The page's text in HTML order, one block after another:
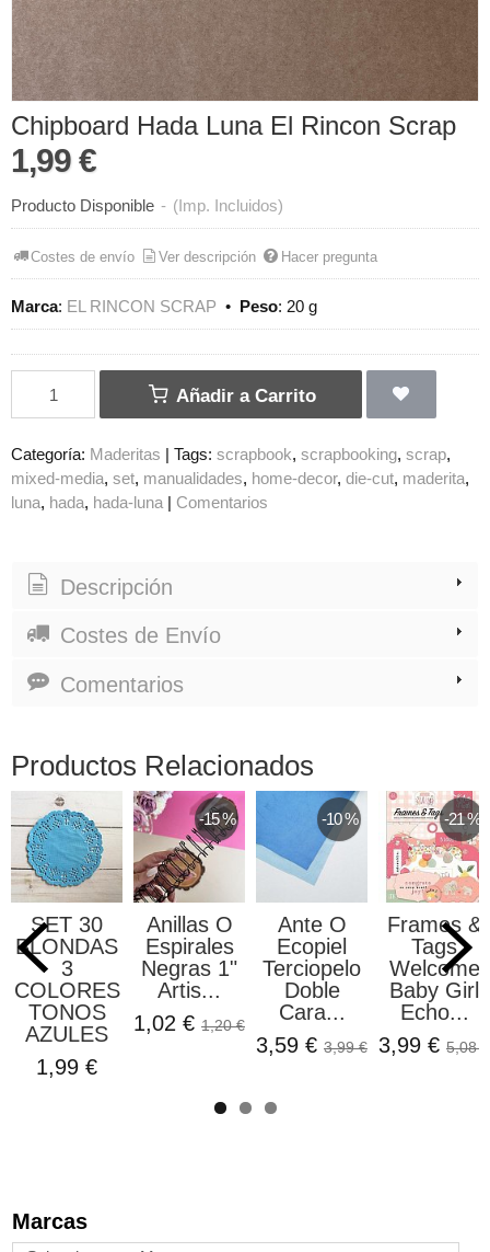
Marcas
Chipboard Hada Luna El Rincon Scrap
1,99 €
Producto Disponible - (Imp. Incluidos)
Costes de envío Ver descripción Hacer pregunta
Marca: EL RINCON SCRAP • Peso: 20 g
Añadir a Carrito
Categoría: Maderitas Tags: scrapbook scrapbooking scrap
mixed-media set manualidades home-decor die-cut maderita
luna hada hada-luna Comentarios
Descripción
Costes de Envío
Comentarios
Productos Relacionados
SET 30
BLONDAS
3
COLORES
TONOS
AZULES
1,99 €
-15 %
Anillas O
Espirales
Negras 1"
Artis...
1,02 € 1,20 €
-10 %
Ante O
Ecopiel
Terciopelo
Doble
Cara...
3,59 € 3,99 €
-21 %
Frames &
Tags
Welcome
Baby Girl
Echo...
3,99 € 5,08 €